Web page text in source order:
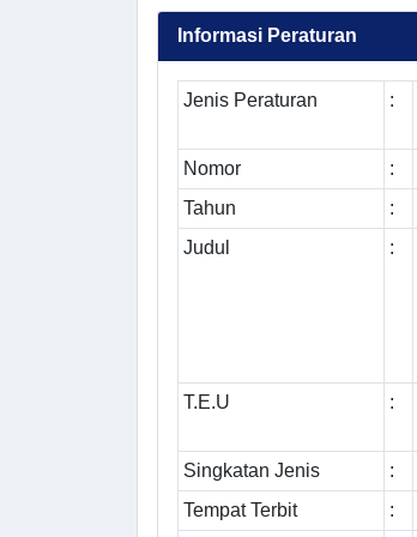
Informasi Peraturan
Jenis Peraturan :
Nomor
:
Tahun
:
Judul
:
T.E.U
:
Singkatan Jenis
:
Tempat Terbit
: